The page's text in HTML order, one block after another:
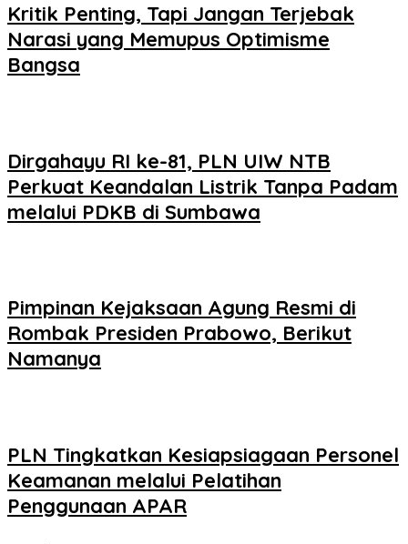
Kritik Penting, Tapi Jangan Terjebak
Narasi yang Memupus Optimisme
Bangsa
Dirgahayu RI ke-81, PLN UIW NTB
Perkuat Keandalan Listrik Tanpa Padam
melalui PDKB di Sumbawa
Pimpinan Kejaksaan Agung Resmi di
Rombak Presiden Prabowo, Berikut
Namanya
PLN Tingkatkan Kesiapsiagaan Personel
Keamanan melalui Pelatihan
Penggunaan APAR